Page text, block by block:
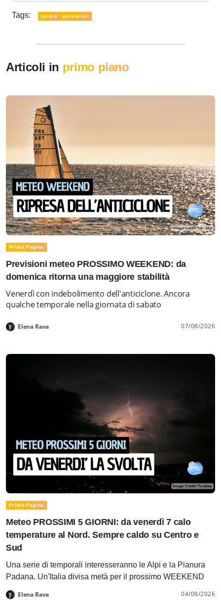
Tags: meteo previsioni
Articoli in primo piano
Prima Pagina
Previsioni meteo PROSSIMO WEEKEND: da
domenica ritorna una maggiore stabilità
Venerdì con indebolimento dell'anticiclone. Ancora
qualche temporale nella giornata di sabato
Elena Rava 07/08/2026
Prima Pagina
Meteo PROSSIMI 5 GIORNI: da venerdì 7 calo
temperature al Nord. Sempre caldo su Centro e
Sud
Una serie di temporali interesseranno le Alpi e la Pianura
Padana. Un'Italia divisa metà per il prossimo WEEKEND
Elena Rava 04/08/2026